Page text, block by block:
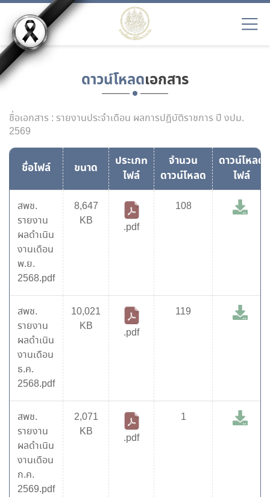
ดาวน์โหลดเอกสาร
ชื่อเอกสาร : รายงานประจำเดือน ผลการปฏิบัติราชการ ปี งปม.
2569
ชื่อไฟล์ ขนาด
ประเภท
ไฟล์
จำนวน
ดาวน์โหลด
ดาวน์โหลด
ไฟล์
สพช.
รายงาน
ผลดำเนิน
งานเดือน
พ.ย.
2568.pdf
8,647
KB
.pdf
108
สพช.
รายงาน
ผลดำเนิน
งานเดือน
ธ.ค.
2568.pdf
10,021
KB
.pdf
119
สพช.
รายงาน
ผลดำเนิน
งานเดือน
ก.ค.
2569.pdf
2,071
KB
.pdf
1